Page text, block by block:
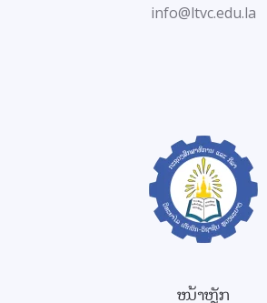
info@ltvc.edu.la
ໜ້າຫຼັກ